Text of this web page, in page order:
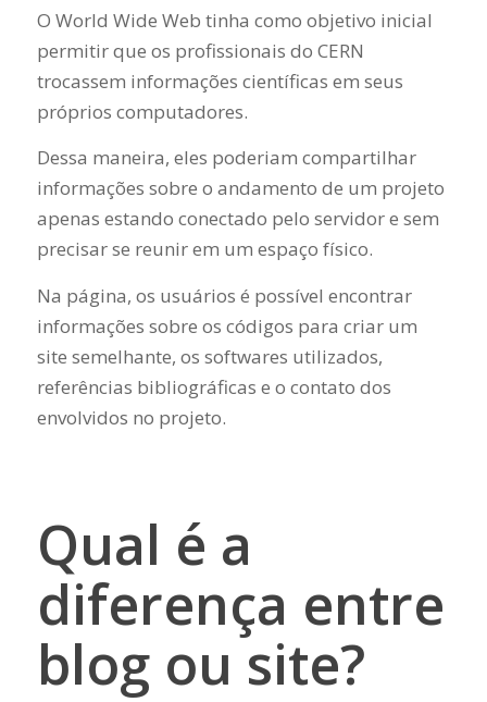
O World Wide Web tinha como objetivo inicial
permitir que os profissionais do CERN
trocassem informações científicas em seus
próprios computadores.
Dessa maneira, eles poderiam compartilhar
informações sobre o andamento de um projeto
apenas estando conectado pelo servidor e sem
precisar se reunir em um espaço físico.
Na página, os usuários é possível encontrar
informações sobre os códigos para criar um
site semelhante, os softwares utilizados,
referências bibliográficas e o contato dos
envolvidos no projeto.
Qual é a
diferença entre
blog ou site?